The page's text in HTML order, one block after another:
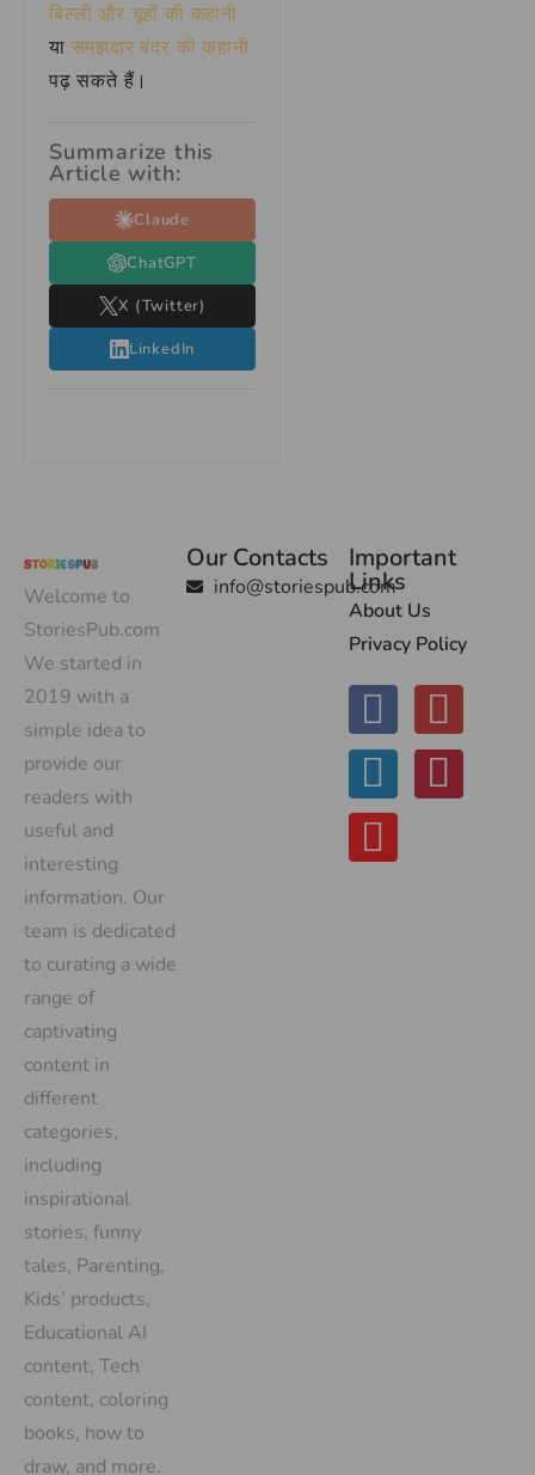
बिल्ली और चूहों की कहानी
या समझदार बंदर की कहानी
पढ़ सकते हैं।
Summarize this
Article with:
Claude
ChatGPT
X (Twitter)
LinkedIn
Welcome to
StoriesPub.com
We started in
2019 with a
simple idea to
provide our
readers with
useful and
interesting
information. Our
team is dedicated
to curating a wide
range of
captivating
content in
different
categories,
including
inspirational
stories, funny
tales, Parenting,
Kids’ products,
Educational AI
content, Tech
content, coloring
books, how to
draw, and more.
Our Contacts
info@storiespub.com
Important
Links
About Us
Privacy Policy